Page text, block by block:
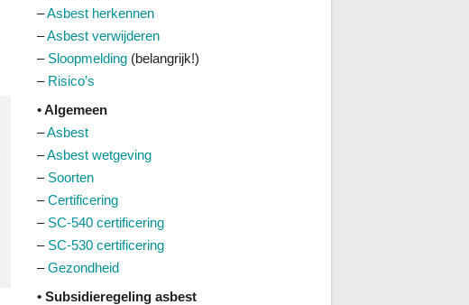
–Asbest herkennen
–Asbest verwijderen
– Sloopmelding (belangrijk!)
– Risico’s
• Algemeen
–Asbest
–Asbest wetgeving
– Soorten
–Certificering
– SC-540 certificering
– SC-530 certificering
–Gezondheid
• Subsidieregeling asbest